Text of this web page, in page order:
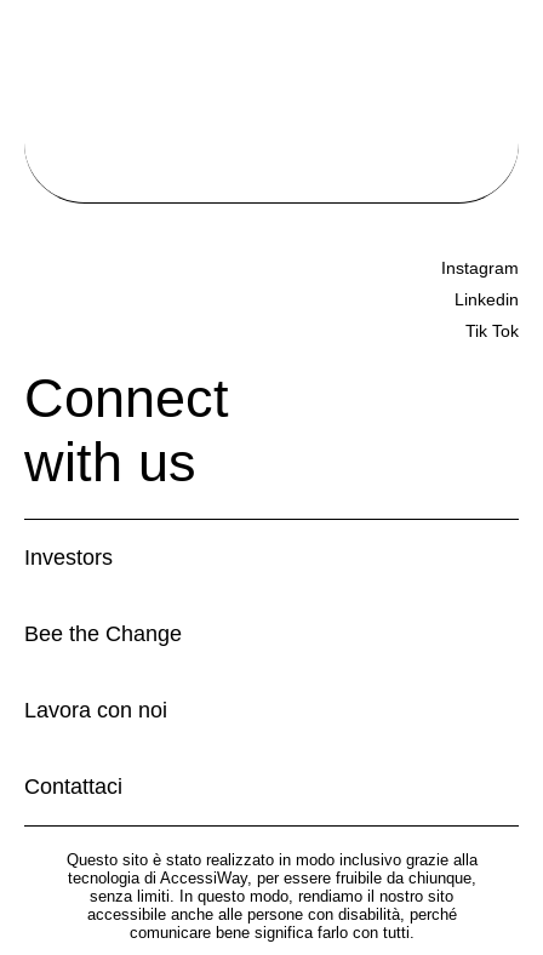
Connect
with us
Instagram
Linkedin
Tik Tok
Investors
Bee the Change
Lavora con noi
Contattaci
Questo sito è stato realizzato in modo inclusivo grazie alla
tecnologia di AccessiWay, per essere fruibile da chiunque,
senza limiti. In questo modo, rendiamo il nostro sito
accessibile anche alle persone con disabilità, perché
comunicare bene significa farlo con tutti.